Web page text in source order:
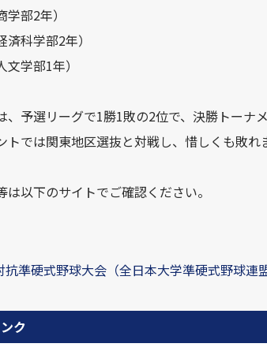
部2年）
科学部2年）
学部1年）
、予選リーグで1勝1敗の2位で、決勝トーナ
トでは関東地区選抜と対戦し、惜しくも敗れ
以下のサイトでご確認ください。
準硬式野球大会（全日本大学準硬式野球連盟
ク